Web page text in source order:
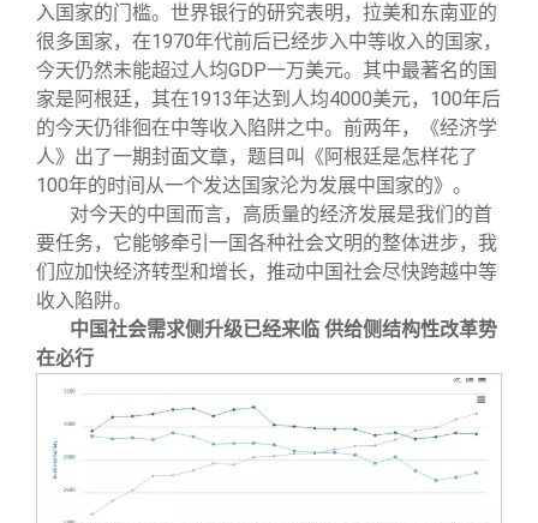
入国家的门槛。世界银行的研究表明，拉美和东南亚的
很多国家，在1970年代前后已经步入中等收入的国家，
今天仍然未能超过人均GDP一万美元。其中最著名的国
家是阿根廷，其在1913年达到人均4000美元，100年后
的今天仍徘徊在中等收入陷阱之中。前两年，《经济学
人》出了一期封面文章，题目叫《阿根廷是怎样花了
100年的时间从一个发达国家沦为发展中国家的》。
对今天的中国而言，高质量的经济发展是我们的首
要任务，它能够牵引一国各种社会文明的整体进步，我
们应加快经济转型和增长，推动中国社会尽快跨越中等
收入陷阱。
中国社会需求侧升级已经来临 供给侧结构性改革势
在必行